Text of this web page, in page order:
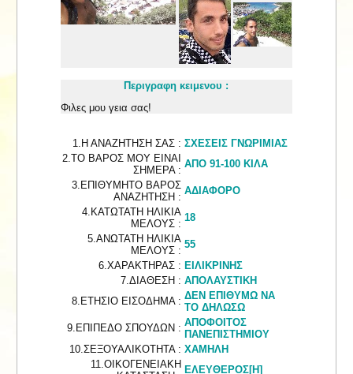
Περιγραφη κειμενου :
Φιλες μου γεια σας!
1.Η ΑΝΑΖΗΤΗΣΗ ΣΑΣ : ΣΧΕΣΕΙΣ ΓΝΩΡΙΜΙΑΣ
2.ΤΟ ΒΑΡΟΣ ΜΟΥ ΕΙΝΑΙ
ΣΗΜΕΡΑ :
ΑΠΟ 91-100 ΚΙΛΑ
3.ΕΠΙΘΥΜΗΤΟ ΒΑΡΟΣ
ΑΝΑΖΗΤΗΣΗ :
ΑΔΙΑΦΟΡΟ
4.ΚΑΤΩΤΑΤΗ ΗΛΙΚΙΑ
ΜΕΛΟΥΣ :
18
5.ΑΝΩΤΑΤΗ ΗΛΙΚΙΑ
ΜΕΛΟΥΣ :
55
6.ΧΑΡΑΚΤΗΡΑΣ : ΕΙΛΙΚΡΙΝΗΣ
7.ΔΙΑΘΕΣΗ : ΑΠΟΛΑΥΣΤΙΚΗ
8.ΕΤΗΣΙΟ ΕΙΣΟΔΗΜΑ : ΔΕΝ ΕΠΙΘΥΜΩ ΝΑ
ΤΟ ΔΗΛΩΣΩ
9.ΕΠΙΠΕΔΟ ΣΠΟΥΔΩΝ : ΑΠΟΦΟΙΤΟΣ
ΠΑΝΕΠΙΣΤΗΜΙΟΥ
10.ΣΕΞΟΥΑΛΙΚΟΤΗΤΑ : ΧΑΜΗΛΗ
11.ΟΙΚΟΓΕΝΕΙΑΚΗ ΕΛΕΥΘΕΡΟΣ[Η]